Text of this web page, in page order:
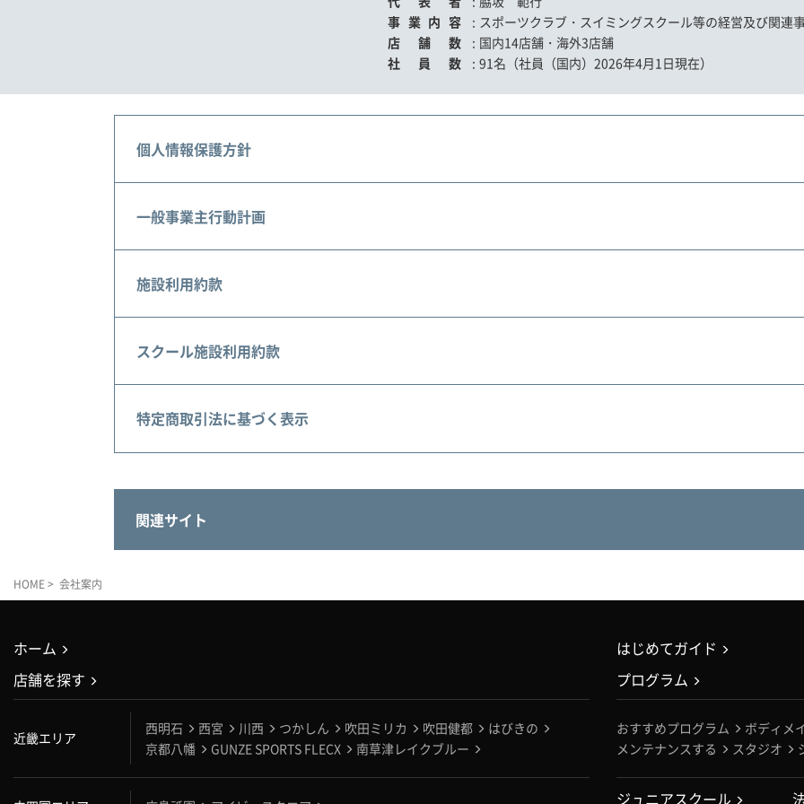
事業内容
: スポーツクラブ・スイミングスクール等の経営及び関連
店舗数
: 国内14店舗・海外3店舗
社員数
: 91名（社員（国内）2026年4月1日現在）
個人情報保護方針
一般事業主行動計画
施設利用約款
スクール施設利用約款
特定商取引法に基づく表示
関連サイト
HOME> 会社案内
ホーム
店舗を探す
近畿エリア
西明石 西宮 川西 つかしん 吹田ミリカ 吹田健都
はびきの
京都八幡
GUNZE SPORTS FLECX 南草津レイクブルー
はじめてガイド
プログラム
おすすめプログラム
ボディメ
メンテナンスする
スタジオ
ジュニアスクール